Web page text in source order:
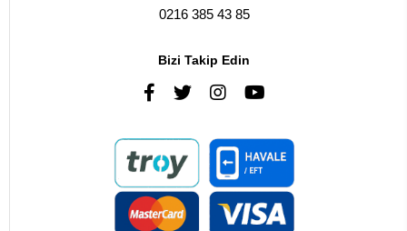
0216 385 43 85
Bizi Takip Edin